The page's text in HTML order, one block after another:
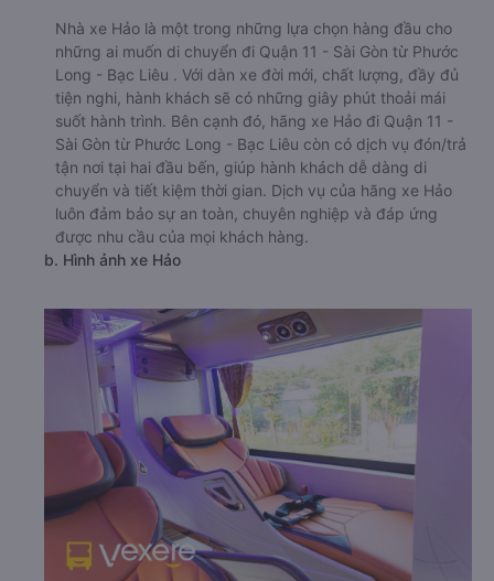
Nhà xe Hảo là một trong những lựa chọn hàng đầu cho
những ai muốn di chuyển đi Quận 11 - Sài Gòn từ Phước
Long - Bạc Liêu . Với dàn xe đời mới, chất lượng, đầy đủ
tiện nghi, hành khách sẽ có những giây phút thoải mái
suốt hành trình. Bên cạnh đó, hãng xe Hảo đi Quận 11 -
Sài Gòn từ Phước Long - Bạc Liêu còn có dịch vụ đón/trả
tận nơi tại hai đầu bến, giúp hành khách dễ dàng di
chuyển và tiết kiệm thời gian. Dịch vụ của hãng xe Hảo
luôn đảm bảo sự an toàn, chuyên nghiệp và đáp ứng
được nhu cầu của mọi khách hàng.
b. Hình ảnh xe Hảo